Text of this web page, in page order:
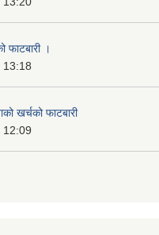
फाटबारी ।
13:18
खर्चको फाटबारी
12:09